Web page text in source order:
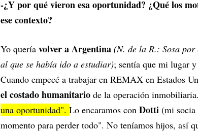
-¿Y por qué vieron esa oportunidad? ¿Qué los
ese contexto?
Yo quería volver a Argentina (N. de la R.: Sosa por
al que se había ido a estudiar); sentía que mi lugar
Cuando empecé a trabajar en REMAX en Estados
el costado humanitario de la operación
una oportunidad". Lo encaramos con Dotti (mi socia
momento para perder todo". No teníamos hijos, así